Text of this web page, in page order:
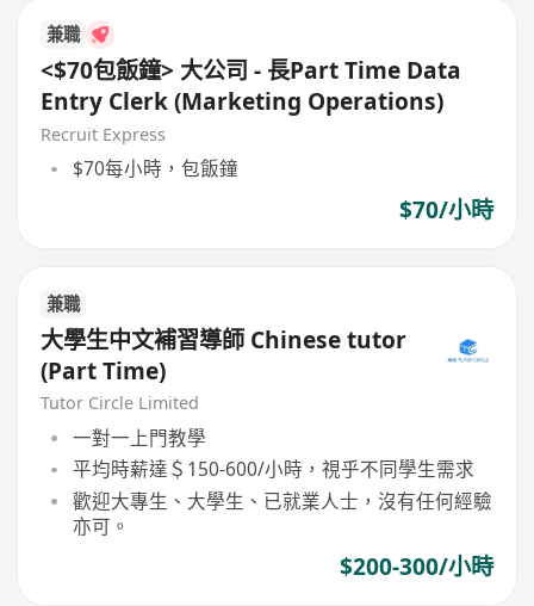
兼職
<$70包飯鐘> 大公司 - 長Part Time Data
Entry Clerk (Marketing Operations)
Recruit Express
$70每小時，包飯鐘
$70/小時
兼職
大學生中文補習導師 Chinese tutor
(Part Time)
Tutor Circle Limited
一對一上門教學
平均時薪達＄150-600/小時，視乎不同學生需求
歡迎大專生、大學生、已就業人士，沒有任何經驗
亦可。
$200-300/小時